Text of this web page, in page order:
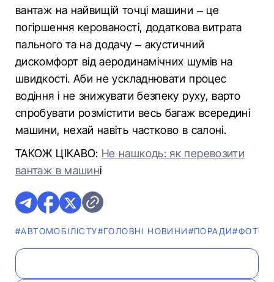
вантаж на найвищій точці машини – це
погіршення керованості, додаткова витрата
пального та на додачу – акустичний
дискомфорт від аеродинамічних шумів на
швидкості. Аби не ускладнювати процес
водіння і не знижувати безпеку руху, варто
спробувати розмістити весь багаж всередині
машини, нехай навіть частково в салоні.
ТАКОЖ ЦІКАВО: Не нашкодь: як перевозити
вантаж в машині
#АВТОМОБІЛІСТУ#ГОЛОВНІ НОВИНИ#ПОРАДИ#ФОТО